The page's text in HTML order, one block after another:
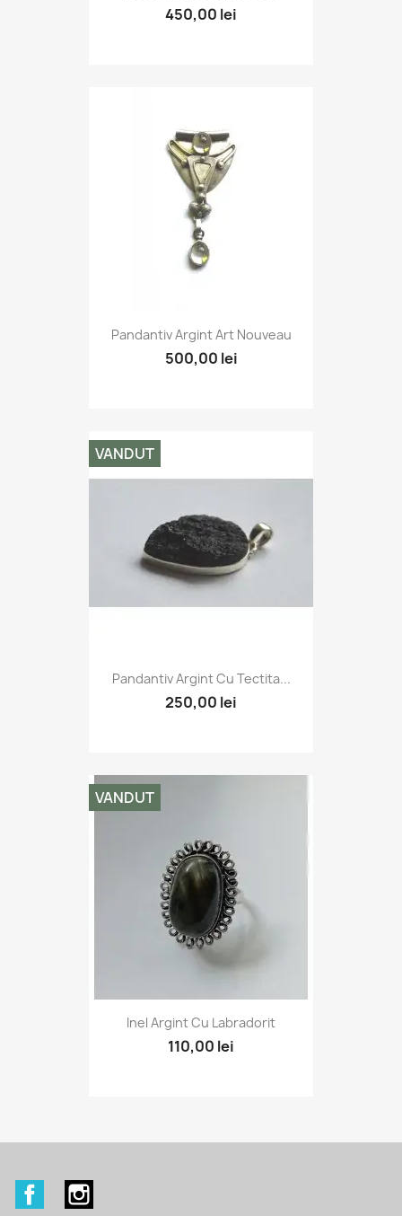
450,00 lei
Pandantiv Argint Art Nouveau
500,00 lei
Pandantiv Argint Cu Tectita...
250,00 lei
VANDUT
Inel Argint Cu Labradorit
110,00 lei
VANDUT
Facebook